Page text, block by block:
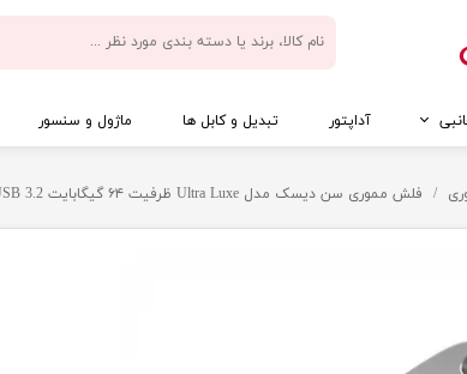
آداپتور تبدیل و کابل ها ماژول و سنسور
فلش مموری سن دیسک مدل Ultra Luxe ظرفیت ۶۴ گیگابایت USB 3.2